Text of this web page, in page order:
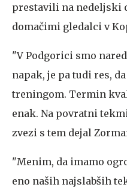
prestavili na nedeljski
domačimi gledalci v
"V Podgorici smo
napak, je pa tudi res,
treningom. Termin
enak. Na povratni
zvezi s tem dejal
"Menim, da imamo
eno naših najslabših